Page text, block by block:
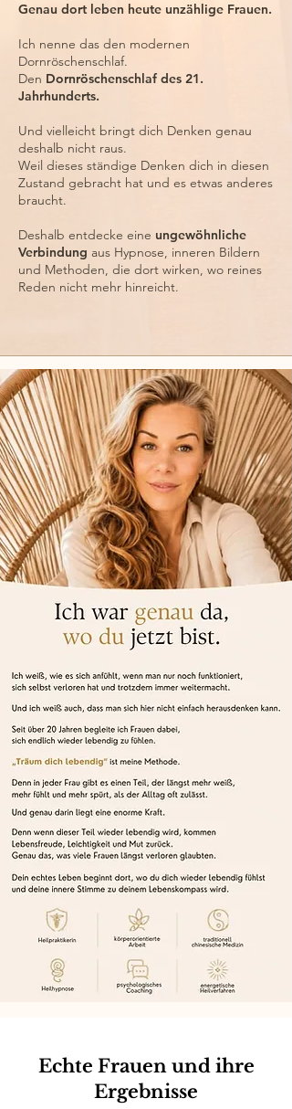
Genau dort leben heute unzählige Frauen.
Ich nenne das den modernen
Dornröschenschlaf.
Den Dornröschenschlaf des 21.
Jahrhunderts.
Und vielleicht bringt dich Denken genau
deshalb nicht raus.
Weil dieses ständige Denken dich in diesen
Zustand gebracht hat und es etwas anderes
braucht.
Deshalb entdecke eine ungewöhnliche
Verbindung aus Hypnose, inneren Bildern
und Methoden, die dort wirken, wo reines
Reden nicht mehr hinreicht.
Echte Frauen und ihre
Ergebnisse